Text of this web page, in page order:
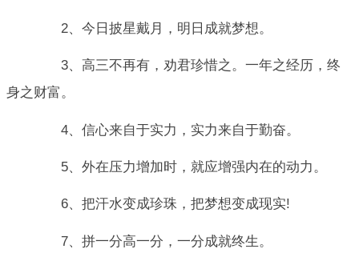
2、今日披星戴月，明日成就梦想。
3、高三不再有，劝君珍惜之。一年之经历，终
身之财富。
4、信心来自于实力，实力来自于勤奋。
5、外在压力增加时，就应增强内在的动力。
6、把汗水变成珍珠，把梦想变成现实!
7、拼一分高一分，一分成就终生。